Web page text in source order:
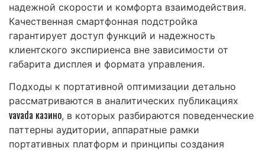
надежной скорости и комфорта взаимодействия.
Качественная смартфонная подстройка
гарантирует доступ функций и надежность
клиентского экспириенса вне зависимости от
габарита дисплея и формата управления.
Подходы к портативной оптимизации детально
рассматриваются в аналитических публикациях
vavada казино, в которых разбираются поведенческие
паттерны аудитории, аппаратные рамки
портативных платформ и принципы создания